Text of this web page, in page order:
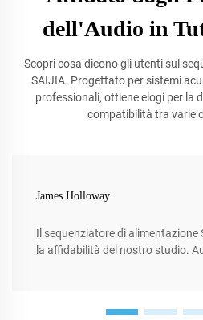
dell'Audio in
Scopri cosa dicono gli utenti sul
SAIJIA. Progettato per sistemi
professionali, ottiene elogi per la
compatibilità tra varie
James Holloway
Il sequenziatore di
la affidabilità del nostro studio.